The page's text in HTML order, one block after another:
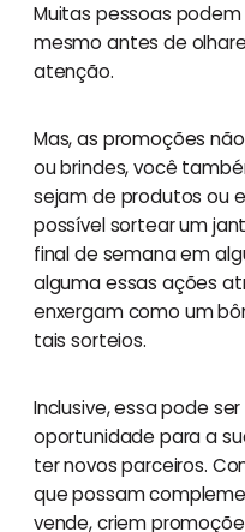
Muitas pessoas
mesmo antes de
atenção.
Mas, as promoções
ou brindes, você
sejam de produtos ou
possível sortear um
final de semana em
alguma essas ações
enxergam como um
tais sorteios.
Inclusive, essa pode
oportunidade para a
ter novos parceiros.
que possam
vende, criem